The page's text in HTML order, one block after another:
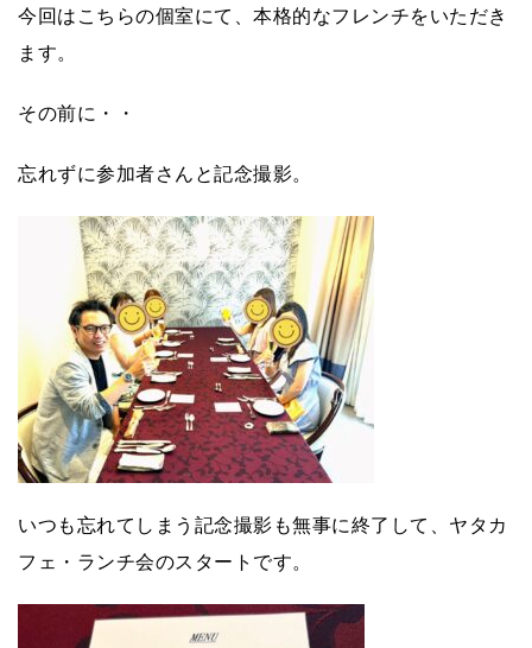
今回はこちらの個室にて、本格的なフレンチをいただき
ます。
その前に・・
忘れずに参加者さんと記念撮影。
いつも忘れてしまう記念撮影も無事に終了して、ヤタカ
フェ・ランチ会のスタートです。